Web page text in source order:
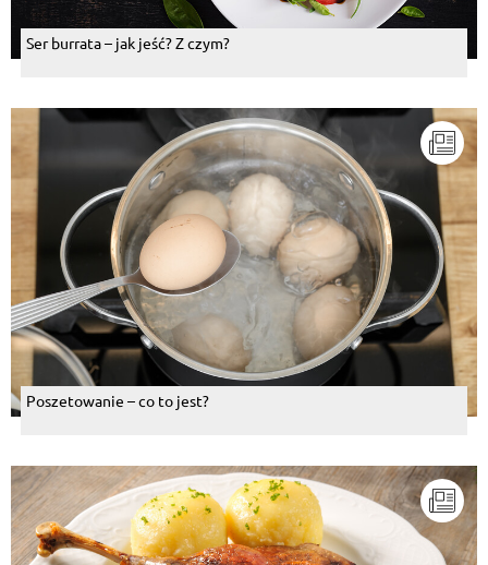
Ser burrata – jak jeść? Z czym?
Poszetowanie – co to jest?